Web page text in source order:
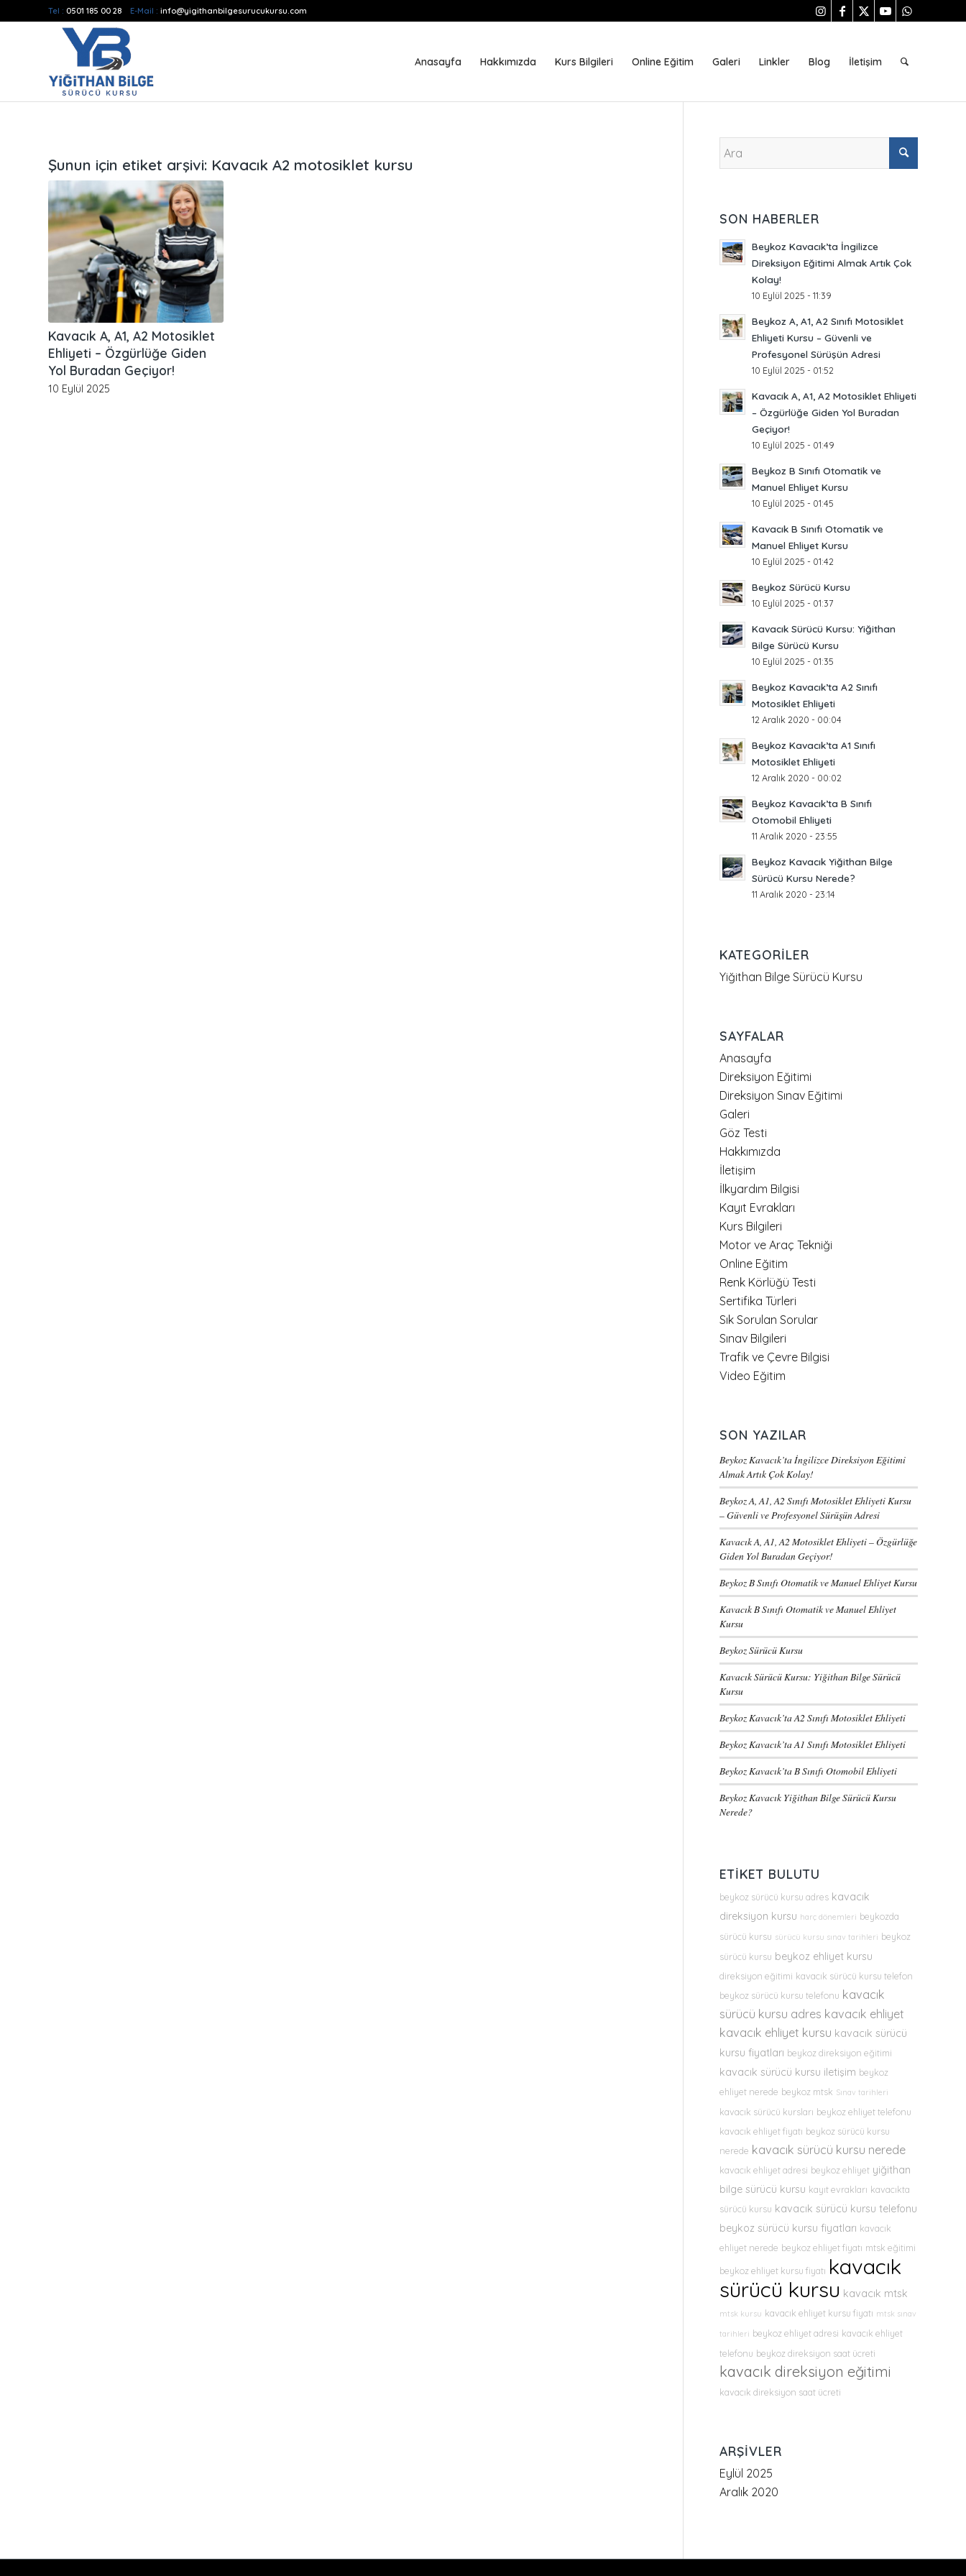
Tel : 0501 185 00 28 E-Mail : info@yigithanbilgesurucukursu.com
Anasayfa Hakkımızda Kurs Bilgileri Online Eğitim Galeri Linkler Blog İletişim
Şunun için etiket arşivi: Kavacık A2 motosiklet kursu
Kavacık A, A1, A2 Motosiklet
Ehliyeti – Özgürlüğe Giden
Yol Buradan Geçiyor!
10 Eylül 2025
SON HABERLER
Beykoz Kavacık’ta İngilizce
Direksiyon Eğitimi Almak Artık Çok
Kolay!
10 Eylül 2025 - 11:39
Beykoz A, A1, A2 Sınıfı Motosiklet
Ehliyeti Kursu – Güvenli ve
Profesyonel Sürüşün Adresi
10 Eylül 2025 - 01:52
Kavacık A, A1, A2 Motosiklet Ehliyeti
– Özgürlüğe Giden Yol Buradan
Geçiyor!
10 Eylül 2025 - 01:49
Beykoz B Sınıfı Otomatik ve
Manuel Ehliyet Kursu
10 Eylül 2025 - 01:45
Kavacık B Sınıfı Otomatik ve
Manuel Ehliyet Kursu
10 Eylül 2025 - 01:42
Beykoz Sürücü Kursu
10 Eylül 2025 - 01:37
Kavacık Sürücü Kursu: Yiğithan
Bilge Sürücü Kursu
10 Eylül 2025 - 01:35
Beykoz Kavacık’ta A2 Sınıfı
Motosiklet Ehliyeti
12 Aralık 2020 - 00:04
Beykoz Kavacık’ta A1 Sınıfı
Motosiklet Ehliyeti
12 Aralık 2020 - 00:02
Beykoz Kavacık’ta B Sınıfı
Otomobil Ehliyeti
11 Aralık 2020 - 23:55
Beykoz Kavacık Yiğithan Bilge
Sürücü Kursu Nerede?
11 Aralık 2020 - 23:14
KATEGORILER
Yiğithan Bilge Sürücü Kursu
SAYFALAR
Anasayfa
Direksiyon Eğitimi
Direksiyon Sınav Eğitimi
Galeri
Göz Testi
Hakkımızda
İletişim
İlkyardım Bilgisi
Kayıt Evrakları
Kurs Bilgileri
Motor ve Araç Tekniği
Online Eğitim
Renk Körlüğü Testi
Sertifika Türleri
Sık Sorulan Sorular
Sınav Bilgileri
Trafik ve Çevre Bilgisi
Video Eğitim
SON YAZILAR
Beykoz Kavacık’ta İngilizce Direksiyon Eğitimi
Almak Artık Çok Kolay!
Beykoz A, A1, A2 Sınıfı Motosiklet Ehliyeti Kursu
– Güvenli ve Profesyonel Sürüşün Adresi
Kavacık A, A1, A2 Motosiklet Ehliyeti – Özgürlüğe
Giden Yol Buradan Geçiyor!
Beykoz B Sınıfı Otomatik ve Manuel Ehliyet Kursu
Kavacık B Sınıfı Otomatik ve Manuel Ehliyet
Kursu
Beykoz Sürücü Kursu
Kavacık Sürücü Kursu: Yiğithan Bilge Sürücü
Kursu
Beykoz Kavacık’ta A2 Sınıfı Motosiklet Ehliyeti
Beykoz Kavacık’ta A1 Sınıfı Motosiklet Ehliyeti
Beykoz Kavacık’ta B Sınıfı Otomobil Ehliyeti
Beykoz Kavacık Yiğithan Bilge Sürücü Kursu
Nerede?
ETIKET BULUTU
beykoz sürücü kursu adres kavacık
direksiyon kursu harç dönemleri beykozda
sürücü kursu sürücü kursu sınav tarihleri beykoz
sürücü kursu beykoz ehliyet kursu
direksiyon eğitimi kavacık sürücü kursu telefon
beykoz sürücü kursu telefonu kavacık
sürücü kursu adres kavacık ehliyet
kavacık ehliyet kursu kavacık sürücü
kursu fiyatları beykoz direksiyon eğitimi
kavacık sürücü kursu iletişim beykoz
ehliyet nerede beykoz mtsk Sınav tarihleri
kavacık sürücü kursları beykoz ehliyet telefonu
kavacık ehliyet fiyatı beykoz sürücü kursu
nerede kavacık sürücü kursu nerede
kavacık ehliyet adresi beykoz ehliyet yiğithan
bilge sürücü kursu kayıt evrakları kavacıkta
sürücü kursu kavacık sürücü kursu telefonu
beykoz sürücü kursu fiyatları kavacık
ehliyet nerede beykoz ehliyet fiyatı mtsk eğitimi
beykoz ehliyet kursu fiyatı kavacık
sürücü kursu kavacık mtsk
mtsk kursu kavacık ehliyet kursu fiyatı mtsk sınav
tarihleri beykoz ehliyet adresi kavacık ehliyet
telefonu beykoz direksiyon saat ücreti
kavacık direksiyon eğitimi
kavacık direksiyon saat ücreti
ARŞIVLER
Eylül 2025
Aralık 2020